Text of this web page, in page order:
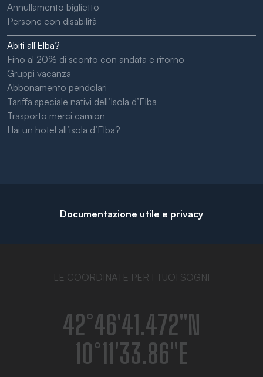
Annullamento biglietto
Persone con disabilità
Abiti all'Elba?
Fino al 20% di sconto con andata e ritorno
Gruppi vacanza
Abbonamento pendolari
Tariffa speciale nativi dell’Isola d’Elba
Trasporto merci camion
Hai un hotel all’isola d’Elba?
Documentazione utile e privacy
LE COORDINATE PER I TUOI SOGNI
42°46′41.472″N
10°11′33.86″E